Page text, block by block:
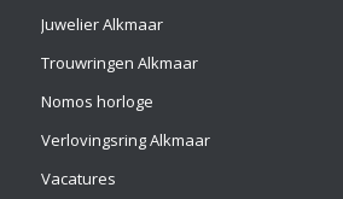
Juwelier Alkmaar
Trouwringen Alkmaar
Nomos horloge
Verlovingsring Alkmaar
Vacatures